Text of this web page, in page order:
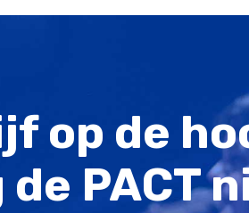
op de
PACT